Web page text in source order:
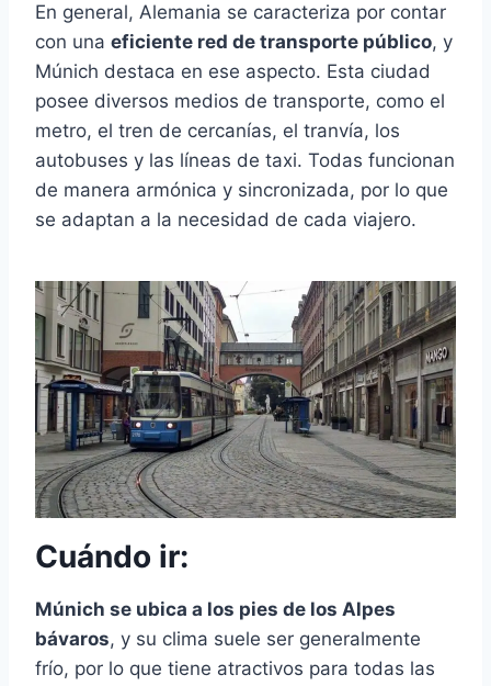
En general, Alemania se caracteriza por contar
con una eficiente red de transporte público, y
Múnich destaca en ese aspecto. Esta ciudad
posee diversos medios de transporte, como el
metro, el tren de cercanías, el tranvía, los
autobuses y las líneas de taxi. Todas funcionan
de manera armónica y sincronizada, por lo que
se adaptan a la necesidad de cada viajero.
Cuándo ir:
Múnich se ubica a los pies de los Alpes
bávaros, y su clima suele ser generalmente
frío, por lo que tiene atractivos para todas las